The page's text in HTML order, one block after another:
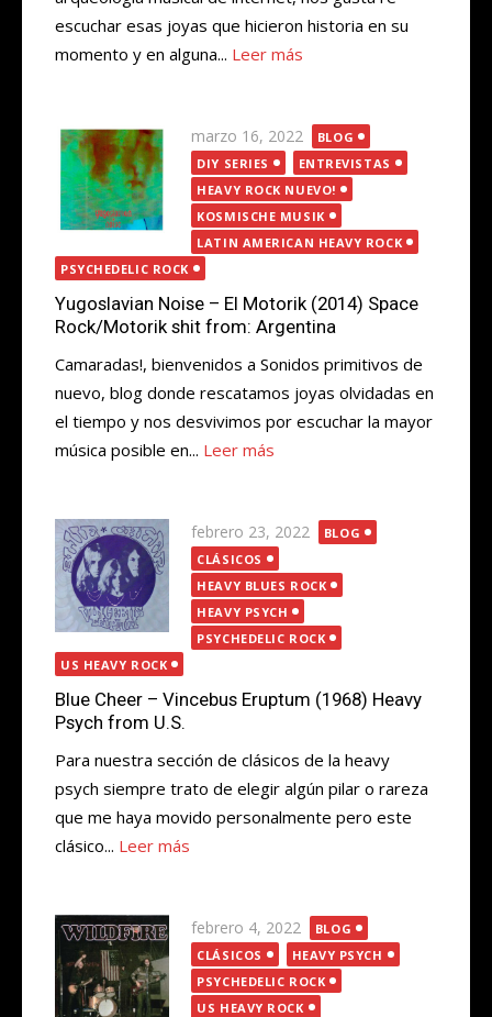
escuchar esas joyas que hicieron historia en su
momento y en alguna... Leer más
Publicada
el
marzo 16, 2022
BLOG
DIY SERIES
ENTREVISTAS
HEAVY ROCK NUEVO!
KOSMISCHE MUSIK
LATIN AMERICAN HEAVY ROCK
PSYCHEDELIC ROCK
Yugoslavian Noise – El Motorik (2014) Space
Rock/Motorik shit from: Argentina
Camaradas!, bienvenidos a Sonidos primitivos de
nuevo, blog donde rescatamos joyas olvidadas en
el tiempo y nos desvivimos por escuchar la mayor
música posible en... Leer más
Publicada
el
febrero 23, 2022
BLOG
CLÁSICOS
HEAVY BLUES ROCK
HEAVY PSYCH
PSYCHEDELIC ROCK
US HEAVY ROCK
Blue Cheer – Vincebus Eruptum (1968) Heavy
Psych from U.S.
Para nuestra sección de clásicos de la heavy
psych siempre trato de elegir algún pilar o rareza
que me haya movido personalmente pero este
clásico... Leer más
Publicada
el
febrero 4, 2022
BLOG
CLÁSICOS
HEAVY PSYCH
PSYCHEDELIC ROCK
US HEAVY ROCK